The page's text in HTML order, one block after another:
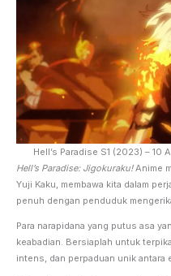
Hell’s Paradise S1 (2023) – 10
Hell’s Paradise: Jigokuraku!Anime
Yuji Kaku, membawa kita dalam
penuh dengan penduduk
Para narapidana yang putus asa
keabadian. Bersiaplah untuk
intens, dan perpaduan unik antara